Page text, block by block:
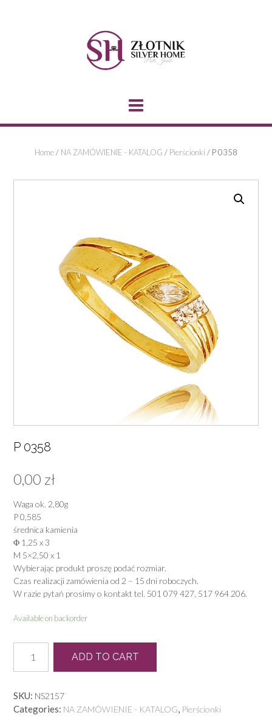
Home/ NA ZAMÓWIENIE - KATALOG / Pierścionki / P 0358
P 0358
0,00 zł
Waga ok. 2,80g
P 0,585
średnica kamienia
Φ 1,25 x 3
M 5×2,50 x 1
Wybierając produkt proszę podać rozmiar.
Czas realizacji zamówienia od 2 – 15 dni roboczych.
W razie pytań prosimy o kontakt tel. 501 079 427, 517 964 206.
Available on backorder
0358
quantity
ADD TO CART
SKU: NS2157
Categories: NA ZAMÓWIENIE - KATALOG, Pierścionki